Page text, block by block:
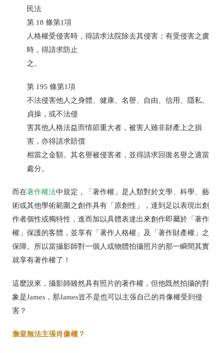
民法
第 18 條第1項
人格權受侵害時，得請求法院除去其侵害；有受侵害之虞
時，得請求防止
之。
第 195 條第1項
不法侵害他人之身體、健康、名譽、自由、信用、隱私、
貞操，或不法侵
害其他人格法益而情節重大者，被害人雖非財產上之損
害，亦得請求賠償
相當之金額。其名譽被侵害者，並得請求回復名譽之適當
處分。
而在著作權法中規定，「著作權」是人類對於文學、科學、藝
術或其他學術範圍之創作具有「原創性」，達到足以表現出創
作者個性或獨特性，進而加以具體表達出來創作即屬於「著作
權」保護的客體，並享有「著作人格權」及「著作財產權」之
保障。所以當攝影師對一個人或物體拍攝照片的那一瞬間其實
就享有著作權了！
這麼說來，攝影師雖然具有照片的著作權，但他既然拍攝的對
象是James ，那James豈不是也可以主張自己的肖像權受到侵
害？
詹皇無法主張肖像權？